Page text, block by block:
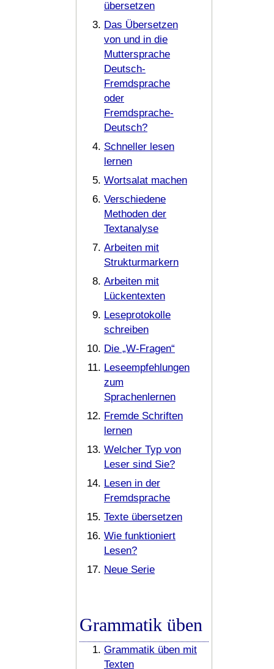
übersetzen
Das Übersetzen
von und in die
Muttersprache
Deutsch-
Fremdsprache
oder
Fremdsprache-
Deutsch?
Schneller lesen
lernen
Wortsalat machen
Verschiedene
Methoden der
Textanalyse
Arbeiten mit
Strukturmarkern
Arbeiten mit
Lückentexten
Leseprotokolle
schreiben
Die „W-Fragen“
Leseempfehlungen
zum
Sprachenlernen
Fremde Schriften
lernen
Welcher Typ von
Leser sind Sie?
Lesen in der
Fremdsprache
Texte übersetzen
Wie funktioniert
Lesen?
Neue Serie
Grammatik üben
Grammatik üben mit
Texten